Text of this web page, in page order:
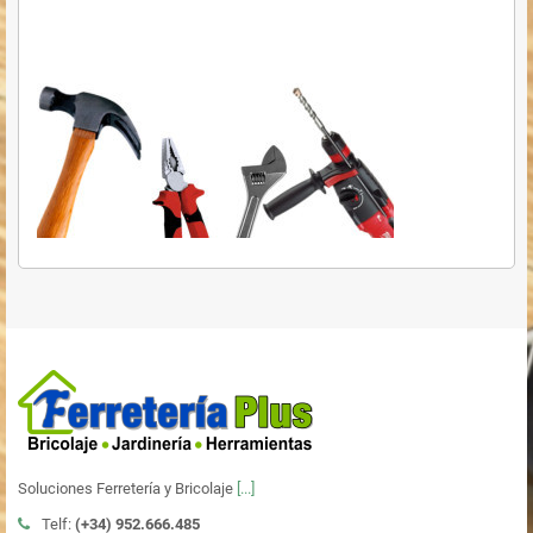
Soluciones Ferretería y Bricolaje [...]
Telf: (+34) 952.666.485